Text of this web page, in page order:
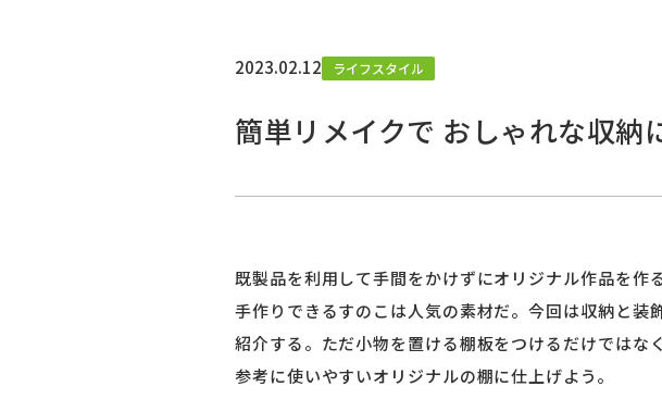
2023.02.12 ライフスタイル
簡単リメイクで おしゃれな収納
既製品を利用して手間をかけずにオリジナル作品を作
手作りできるすのこは人気の素材だ。今回は収納と装
紹介する。ただ小物を置ける棚板をつけるだけではな
参考に使いやすいオリジナルの棚に仕上げよう。